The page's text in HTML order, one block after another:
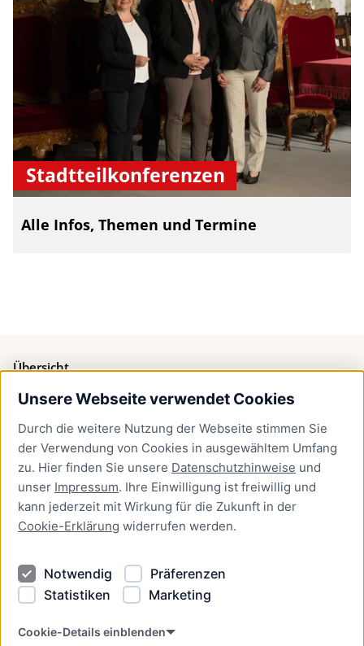
Unsere Webseite verwendet Cookies
Durch die weitere Nutzung der Webseite stimmen Sie
der Verwendung von Cookies in ausgewähltem Umfang
zu. Hier finden Sie unsere Datenschutzhinweise und
unser Impressum. Ihre Einwilligung ist freiwillig und
kann jederzeit mit Wirkung für die Zukunft in der
Cookie-Erklärung widerrufen werden.
Notwendig
Präferenzen
Statistiken
Marketing
Cookie-Details einblenden
Stadtteilkonferenzen
Alle Infos, Themen und Termine
Übersicht
Bürgerservice
Presse
Newsletter Lübeck:kompakt
Kontakt
Kontakt
Datenschutzhinweise
Barrierefreiheit
Cookie Erklärung